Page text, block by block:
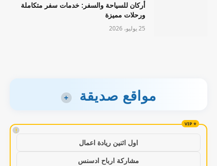
أركان للسياحة والسفر: خدمات سفر متكاملة
ورحلات مميزة
25 يوليو، 2026
مواقع صديقة +
!
اول اثنين ريادة اعمال
مشاركة ارباح ادسنس